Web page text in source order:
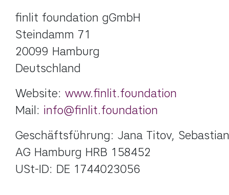
finlit foundation gGmbH
Steindamm 71
20099 Hamburg
Deutschland
Website: www.finlit.foundation
Mail: info@finlit.foundation
Geschäftsführung: Jana Titov,
AG Hamburg HRB 158452
USt-ID: DE 1744023056